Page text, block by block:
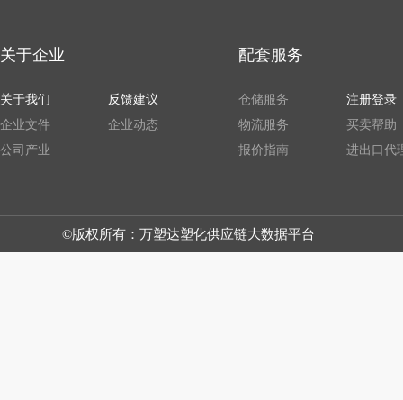
关于企业
关于我们
反馈建议
企业文件
企业动态
公司产业
配套服务
仓储服务
注册登录
物流服务
买卖帮助
报价指南
进出口代
©版权所有：万塑达塑化供应链大数据平台